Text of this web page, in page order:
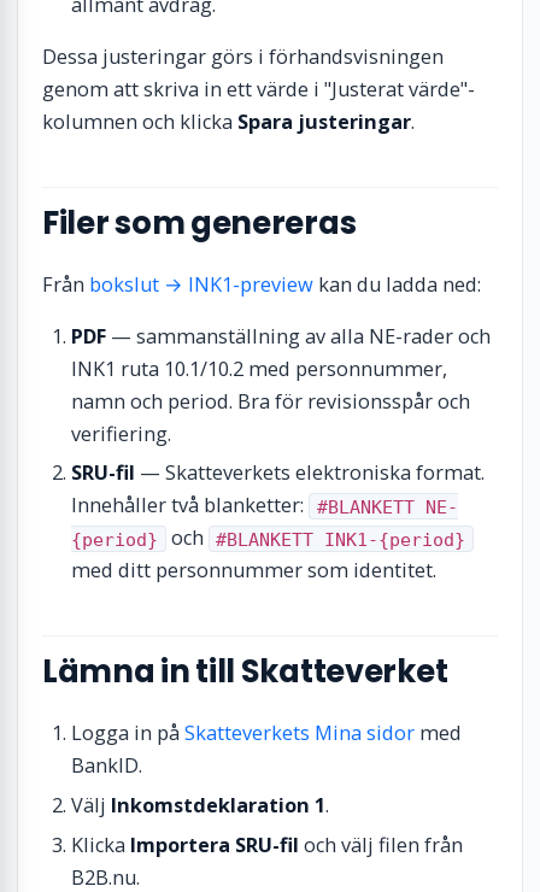
Dessa justeringar görs i förhandsvisningen
genom att skriva in ett värde i "Justerat värde"-
kolumnen och klicka Spara justeringar.
Filer som genereras
Från bokslut → INK1-preview kan du ladda ned:
PDF — sammanställning av alla NE-rader och
INK1 ruta 10.1/10.2 med personnummer,
namn och period. Bra för revisionsspår och
verifiering.
SRU-fil — Skatteverkets elektroniska format.
Innehåller två blanketter:
#BLANKETT NE-
{period}
och #BLANKETT INK1-{period}
med ditt personnummer som identitet.
Lämna in till Skatteverket
Logga in på Skatteverkets Mina sidor med
BankID.
Välj Inkomstdeklaration 1.
Klicka Importera SRU-fil och välj filen från
B2B.nu.